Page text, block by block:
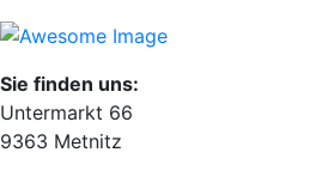
Sie finden uns:
Untermarkt 66
9363 Metnitz